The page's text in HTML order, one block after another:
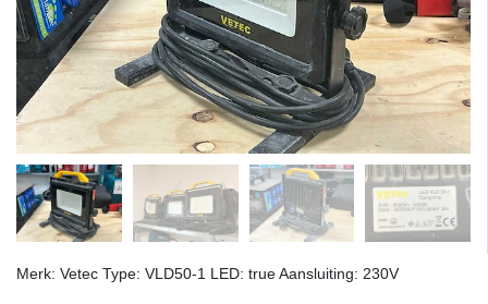
Merk: Vetec Type: VLD50-1 LED: true Aansluiting: 230V